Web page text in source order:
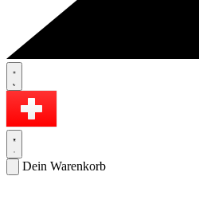
Dein Warenkorb